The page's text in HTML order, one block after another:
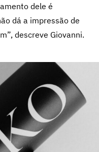
dele é
dá a impressão de
descreve Giovanni.